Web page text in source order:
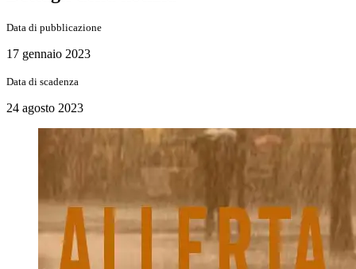
Data di pubblicazione
17 gennaio 2023
Data di scadenza
24 agosto 2023